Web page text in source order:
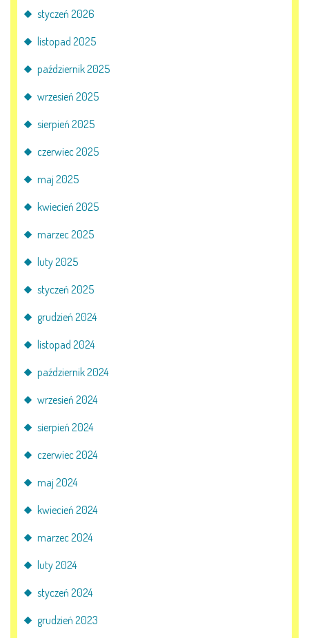
PRACOWNICY
STATUT I STANDARDY
PROCEDURY I REGULAMINY
DEKLARACJA DOSTĘPNOŚCI
NASZA KONCEPCJA
ROCZNY PLAN PRACY
PROGRAMY
UROCZYSTOŚCI
KONKURSY
NASI PRZYJACIELE
KĄCIK DLA RODZICÓW
AKTUALNOŚCI
styczeń 2026
listopad 2025
październik 2025
wrzesień 2025
sierpień 2025
czerwiec 2025
maj 2025
kwiecień 2025
marzec 2025
luty 2025
styczeń 2025
grudzień 2024
listopad 2024
październik 2024
wrzesień 2024
sierpień 2024
czerwiec 2024
maj 2024
kwiecień 2024
marzec 2024
luty 2024
styczeń 2024
grudzień 2023